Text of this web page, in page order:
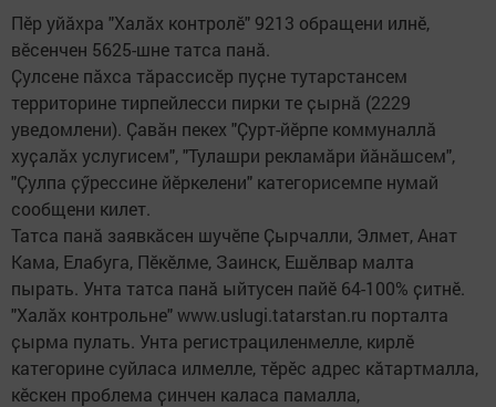
Пӗр уйӑхра "Халӑх контролӗ" 9213 обращени илнӗ,
вӗсенчен 5625-шне татса панӑ.
Ҫулсене пӑхса тӑрассисӗр пуҫне тутарстансем
территорине тирпейлесси пирки те ҫырнӑ (2229
уведомлени). Ҫавӑн пекех "Ҫурт-йӗрпе коммуналлӑ
хуҫалӑх услугисем", "Тулашри рекламӑри йӑнӑшсем",
"Ҫулпа ҫӳрессине йӗркелени" категорисемпе нумай
сообщени килет.
Татса панӑ заявкӑсен шучӗпе Ҫырчалли, Элмет, Анат
Кама, Елабуга, Пӗкӗлме, Заинск, Ешӗлвар малта
пырать. Унта татса панӑ ыйтусен пайӗ 64-100% ҫитнӗ.
"Халӑх контрольне" www.uslugi.tatarstan.ru порталта
ҫырма пулать. Унта регистрациленмелле, кирлӗ
категорине суйласа илмелле, тӗрӗс адрес кӑтартмалла,
кӗскен проблема ҫинчен каласа памалла,